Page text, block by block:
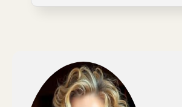
Dimensions : 15,6 x 7,5 x 5,5 cm,
kg, Couleur : Nickel Noir Mat,
49809000060002